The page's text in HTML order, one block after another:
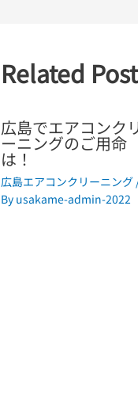
Related
広島でエアコンク
ーニングのご用命
は！
広島エアコンクリーニング
By usakame-admin-2022